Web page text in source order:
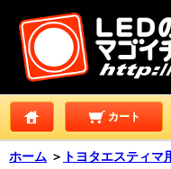
カート
ホーム ＞ トヨタエスティマ